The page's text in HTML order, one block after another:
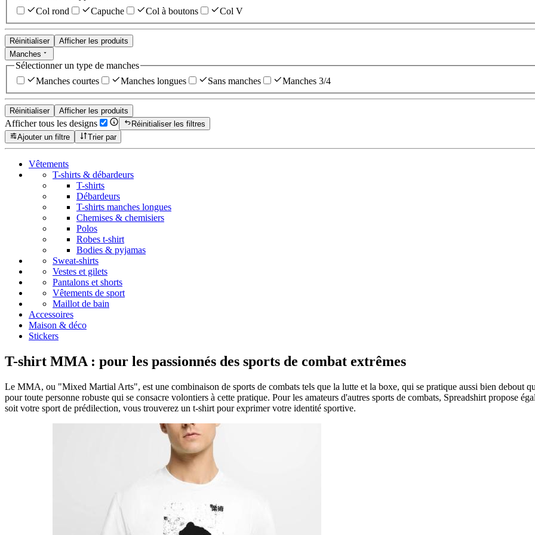
Col rond
Capuche Col à boutons Col V
Réinitialiser
Afficher les produits
Manches
Sélectionner un type de manches
Manches courtes
Manches longues Sans manches Manches 3/4
Réinitialiser Afficher les produits
Afficher tous les designs
Réinitialiser les filtres
Ajouter un filtre
Trier par
Vêtements
T-shirts & débardeurs
T-shirts
Débardeurs
T-shirts manches longues
Chemises & chemisiers
Polos
Robes t-shirt
Bodies & pyjamas
Sweat-shirts
Vestes et gilets
Pantalons et shorts
Vêtements de sport
Maillot de bain
Accessoires
Maison & déco
Stickers
T-shirt MMA : pour les passionnés des sports de combat extrêmes
Le MMA, ou "Mixed Martial Arts", est une combinaison de sports de combats tels que la lutte et la boxe, qui se pratique aussi bien debout
pour toute personne robuste qui se consacre volontiers à cette pratique. Pour les amateurs d'autres sports de combats, Spreadshirt propose
soit votre sport de prédilection, vous trouverez un t-shirt pour exprimer votre identité sportive.